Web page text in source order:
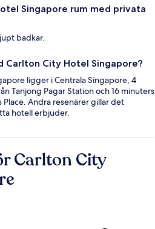
Singapore rum med privata
badkar.
Carlton City Hotel Singapore?
ligger i Centrala Singapore, 4
Tanjong Pagar Station och 16 minuters
Andra resenärer gillar det
hotell erbjuder.
Carlton City